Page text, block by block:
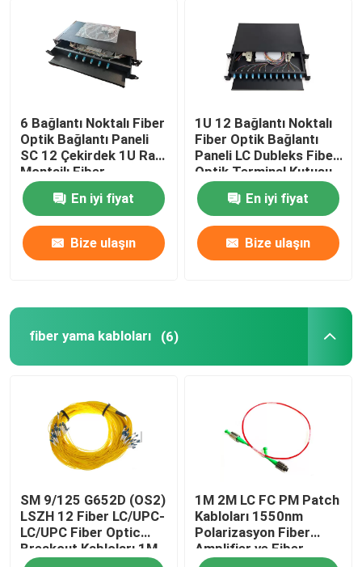
Fiber Optik Bölücü Kutusu
fiber optik ek yeri kapatma
Fiber Optik Kabin
Sunucu Raf Kabini
Fiber Sonlandırma Kutuları
6 Bağlantı Noktalı Fiber
Optik Bağlantı Paneli
SC 12 Çekirdek 1U Raf
Montajlı Fiber
Muhafaza
En iyi fiyat
Bize ulaşın
1U 12 Bağlantı Noktalı
Fiber Optik Bağlantı
Paneli LC Dubleks Fiber
Optik Terminal Kutusu
En iyi fiyat
Bize ulaşın
fiber yama kabloları (6)
SM 9/125 G652D (OS2)
LSZH 12 Fiber LC/UPC-
LC/UPC Fiber Optic
Breakout Kabloları 1M
1M 2M LC FC PM Patch
Kabloları 1550nm
Polarizasyon Fiber
Amplifier ve Fiber